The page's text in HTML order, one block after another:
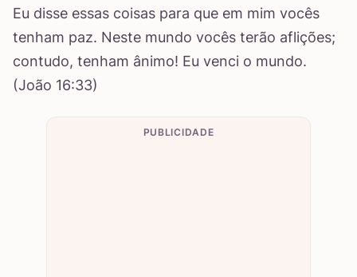
Eu disse essas coisas para que em mim vocês
tenham paz. Neste mundo vocês terão aflições;
contudo, tenham ânimo! Eu venci o mundo.
(João 16:33)
PUBLICIDADE